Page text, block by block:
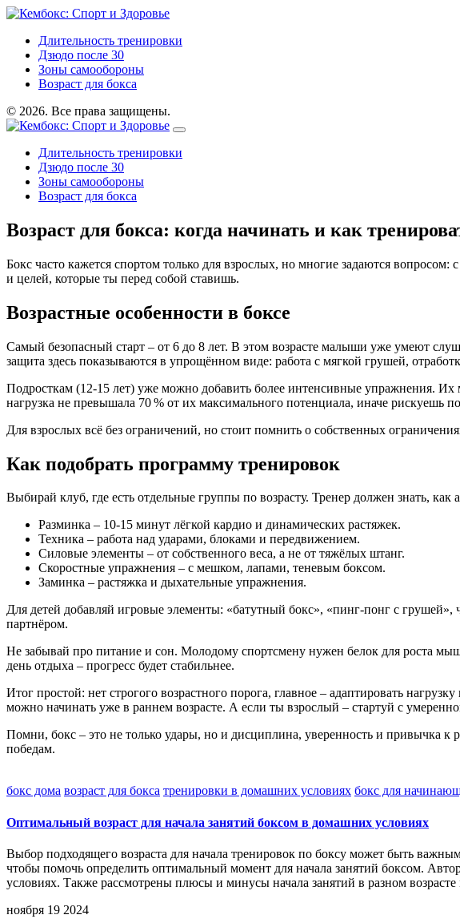
Длительность тренировки
Дзюдо после 30
Зоны самообороны
Возраст для бокса
© 2026. Все права защищены.
Длительность тренировки
Дзюдо после 30
Зоны самообороны
Возраст для бокса
Возраст для бокса: когда начинать и как
Бокс часто кажется спортом только для взрослых, но многие задаются
и целей, которые ты перед собой ставишь.
Возрастные особенности в боксе
Самый безопасный старт – от 6 до 8 лет. В этом возрасте малыши уже умеют
защита здесь показываются в упрощённом виде: работа с мягкой грушей,
Подросткам (12‑15 лет) уже можно добавить более интенсивные упражнения.
нагрузка не превышала 70 % от их максимального потенциала, иначе рискуешь
Для взрослых всё без ограничений, но стоит помнить о собственных
Как подобрать программу тренировок
Выбирай клуб, где есть отдельные группы по возрасту. Тренер должен знать,
Разминка – 10‑15 минут лёгкой кардио и динамических растяжек.
Техника – работа над ударами, блоками и передвижением.
Силовые элементы – от собственного веса, а не от тяжёлых штанг.
Скоростные упражнения – с мешком, лапами, теневым боксом.
Заминка – растяжка и дыхательные упражнения.
Для детей добавляй игровые элементы: «батутный бокс», «пинг‑понг с
партнёром.
Не забывай про питание и сон. Молодому спортсмену нужен белок для роста
день отдыха – прогресс будет стабильнее.
Итог простой: нет строгого возрастного порога, главное – адаптировать
можно начинать уже в раннем возрасте. А если ты взрослый – стартуй с
Помни, бокс – это не только удары, но и дисциплина, уверенность и привычка
победам.
бокс дома возраст для бокса тренировки в домашних условиях бокс для
Оптимальный возраст для начала занятий боксом в домашних условиях
Выбор подходящего возраста для начала тренировок по боксу может быть
чтобы помочь определить оптимальный момент для начала занятий боксом.
условиях. Также рассмотрены плюсы и минусы начала занятий в разном возрасте
ноября 19 2024